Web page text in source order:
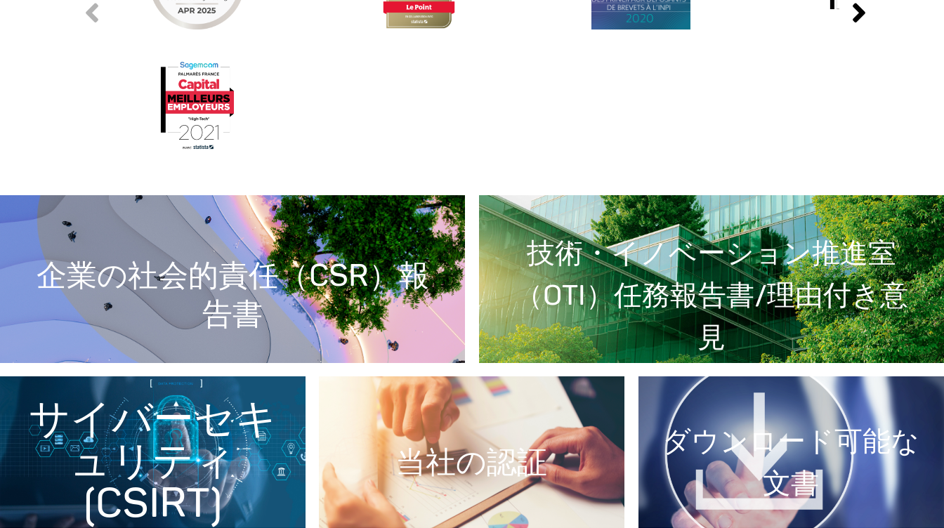
企業の社会的責任（CSR）報
告書
技術・イノベーション推進室
（OTI）任務報告書/理由付き意
見
サイバーセキ
ュリティ
(CSIRT)
当社の認証
ダウンロード可能な
文書